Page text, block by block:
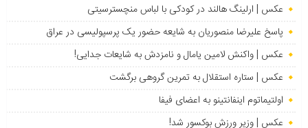
عکس | ارلینگ هالند در کودکی با لباس منچسترسیتی
پاسخ علیرضا منصوریان به شایعه حضور یک پرسپولیسی در عراق
عکس | واکنش لامین یامال و نامزدش به شایعات جدایی!
عکس | ستاره استقلال به تمرین گروهی برگشت
اولتیماتوم اینفانتینو به اعضای فیفا
عکس | وزیر ورزش بوکسور شد!